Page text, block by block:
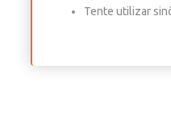
Tente utilizar